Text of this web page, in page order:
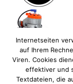
Internetseiten
auf Ihrem
Viren. Cookies
effektiver und
Textdateien, die